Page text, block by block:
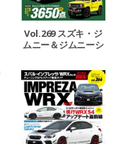
Vol.269 スズキ・ジ
ムニー＆ジムニーシ